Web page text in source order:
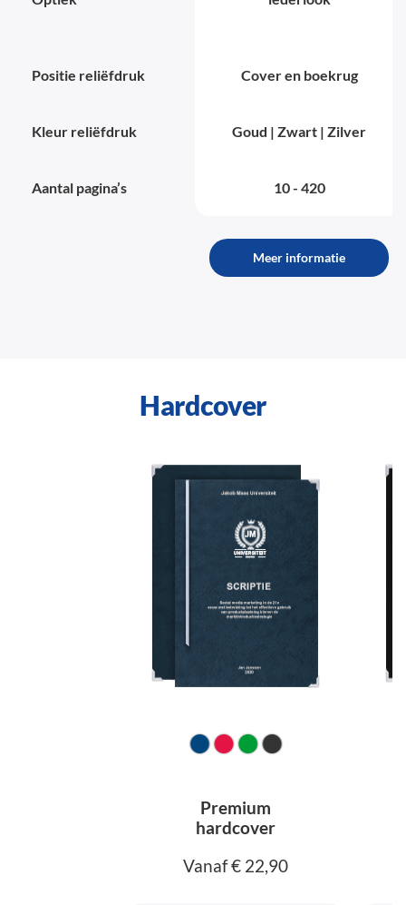
Positie reliëfdruk Cover en boekrug
Kleur reliëfdruk Goud | Zwart | Zilver
Aantal pagina’s 10 - 420
Meer informatie
Hardcover
Premium
hardcover
Vanaf € 22,90